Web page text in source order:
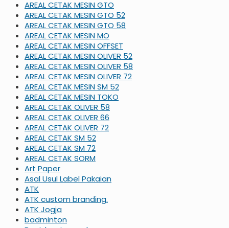
AREAL CETAK MESIN GTO
AREAL CETAK MESIN GTO 52
AREAL CETAK MESIN GTO 58
AREAL CETAK MESIN MO
AREAL CETAK MESIN OFFSET
AREAL CETAK MESIN OLIVER 52
AREAL CETAK MESIN OLIVER 58
AREAL CETAK MESIN OLIVER 72
AREAL CETAK MESIN SM 52
AREAL CETAK MESIN TOKO
AREAL CETAK OLIVER 58
AREAL CETAK OLIVER 66
AREAL CETAK OLIVER 72
AREAL CETAK SM 52
AREAL CETAK SM 72
AREAL CETAK SORM
Art Paper
Asal Usul Label Pakaian
ATK
ATK custom branding.
ATK Jogja
badminton